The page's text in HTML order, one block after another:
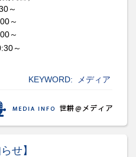
～
～
～
～
KEYWORD: メディア
せ】